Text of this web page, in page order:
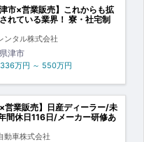
津市×営業販売】これからも拡
れている業界！ 寮・社宅制
ンタル株式会社
津市
336万円 ～ 550万円
×営業販売】日産ディーラー/未
間休日116日/メーカー研修あ
動車株式会社